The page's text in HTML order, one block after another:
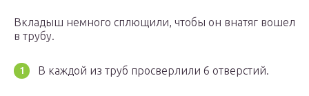
Вкладыш немного сплющили, чтобы он внатяг вошел
в трубу.
В каждой из труб просверлили 6 отверстий.